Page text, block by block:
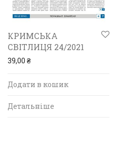
КРИМСЬКА
СВІТЛИЦЯ 24/2021
39,00 ₴
Додати в кошик
Детальніше